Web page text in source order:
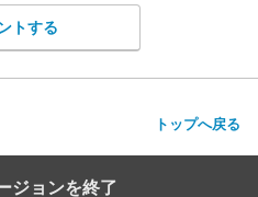
トする
トップへ戻る
ジョンを終了